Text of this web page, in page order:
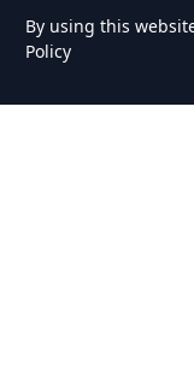
By using this
Policy